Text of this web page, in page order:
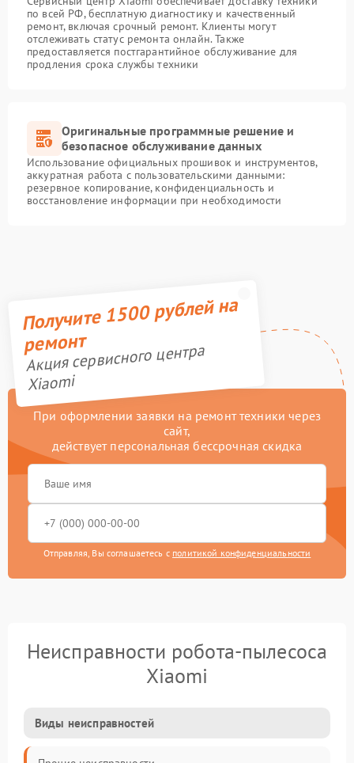
по всей РФ, бесплатную диагностику и качественный
ремонт, включая срочный ремонт. Клиенты могут
отслеживать статус ремонта онлайн. Также
предоставляется постгарантийное обслуживание для
продления срока службы техники
Оригинальные программные решение и
безопасное обслуживание данных
Использование официальных прошивок и инструментов,
аккуратная работа с пользовательскими данными:
резервное копирование, конфиденциальность и
восстановление информации при необходимости
Получите 1500 рублей на
ремонт
Акция сервисного центра
Xiaomi
При оформлении заявки на ремонт техники через
сайт,
действует персональная бессрочная скидка
Отправляя, Вы соглашаетесь с политикой конфиденциальности
Неисправности робота-пылесоса
Xiaomi
Виды неисправностей